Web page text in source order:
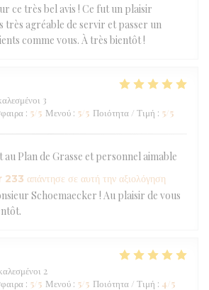
ce très bel avis ! Ce fut un plaisir
très agréable de servir et passer un
comme vous. À très bientôt !
3
: 5/5 Μενού : 5/5 Ποιότητα / Τιμή : 5/5
Plan de Grasse et personnel aimable
233 απάντησε σε αυτή την αξιολόγηση
Schoemaecker ! Au plaisir de vous
2
: 5/5 Μενού : 5/5 Ποιότητα / Τιμή : 4/5